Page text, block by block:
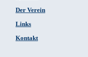
Der Verein
Links
Kontakt